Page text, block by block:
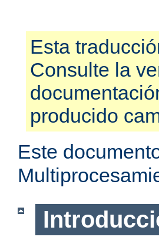
Esta
Consulte la
producido
Este